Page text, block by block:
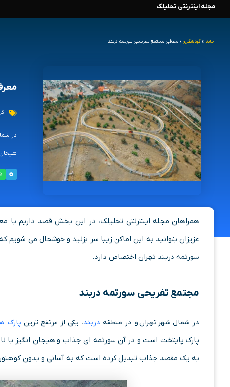
محتوا
مجله اینترنتی تحلیلک
خانه » گردشگری » معرفی مجتمع تفریحی سورتمه دربند
در
همراهان مجله اینترنتی تحلیلک، در این بخش قصد داریم با
عزیزان بتوانید به این اماکن زیبا سر بزنید و خوشحال می شویم
سورتمه دربند تهران اختصاص دارد.
مجتمع تفریحی سورتمه دربند
در شمال شهر تهران و در منطقهدربند، یکی از مرتفع ترین پارک
پارک پایتخت است و در آن سورتمه ای جذاب و هیجان انگیز با
به یک مقصد جذاب تبدیل کرده است که به آسانی و بدون کوهنوردی